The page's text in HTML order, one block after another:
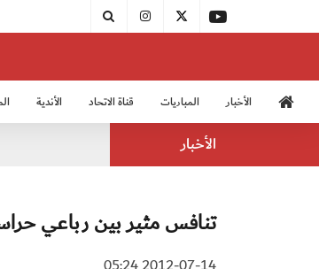
الأخبار المباريات قناة الاتحاد الأندية
الأخبار
تنافس مثير بين رباعي